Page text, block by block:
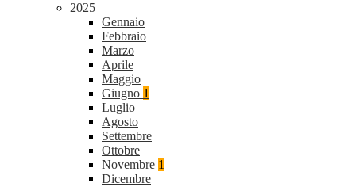
2025
Gennaio
Febbraio
Marzo
Aprile
Maggio
Giugno 1
Luglio
Agosto
Settembre
Ottobre
Novembre 1
Dicembre